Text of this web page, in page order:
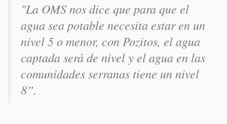
"La OMS nos dice que para que el
agua sea potable necesita estar en un
nivel 5 o menor, con Pozitos, el agua
captada será de nivel y el agua en las
comunidades serranas tiene un nivel
8”.